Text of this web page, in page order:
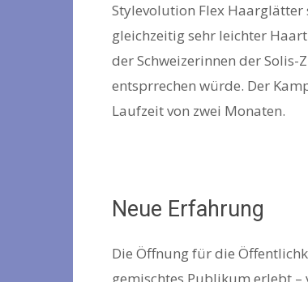
Stylevolution Flex Haarglätter
gleichzeitig sehr leichter
der Schweizerinnen der Solis-
entsprrechen würde. Der
Laufzeit von zwei Monaten.
Neue Erfahrung
Die Öffnung für die